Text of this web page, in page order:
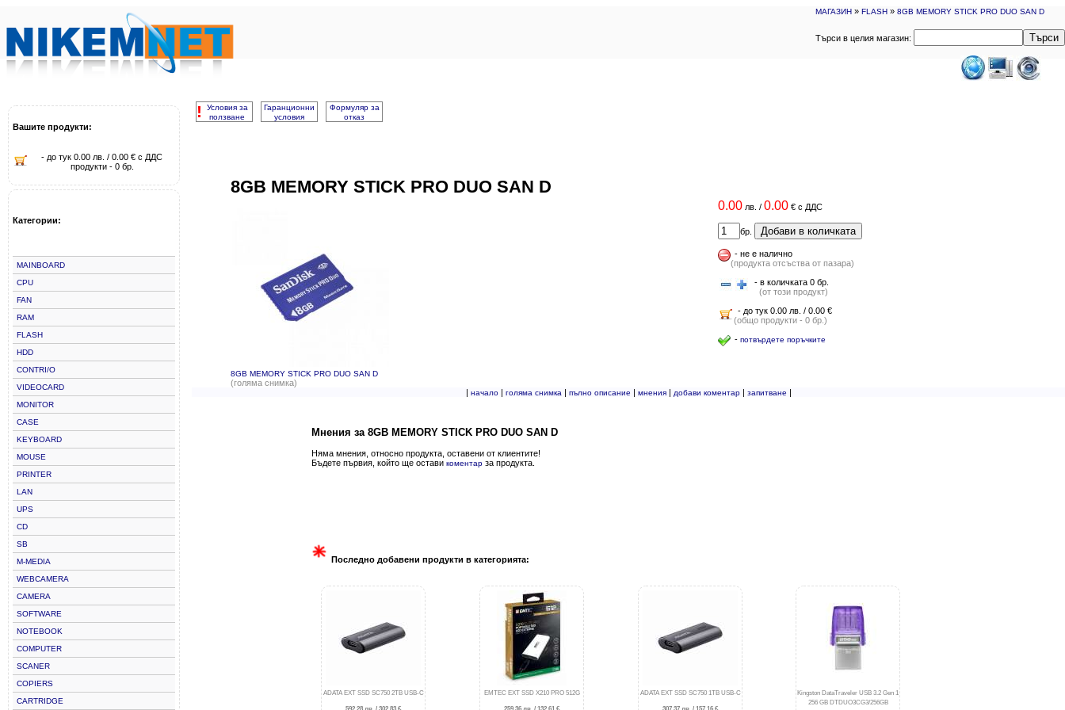
МАГАЗИН » FLASH » 8GB MEMORY STICK PRO DUO SAN D
Търси в целия магазин: Търси
Вашите продукти:
- до тук 0.00 лв. / 0.00 € с ДДС
продукти - 0 бр.
Категории:
MAINBOARD
CPU
FAN
RAM
FLASH
HDD
CONTRI/O
VIDEOCARD
MONITOR
CASE
KEYBOARD
MOUSE
PRINTER
LAN
UPS
CD
SB
M-MEDIA
WEBCAMERA
CAMERA
SOFTWARE
NOTEBOOK
COMPUTER
SCANER
COPIERS
CARTRIDGE
!
Условия за
ползване
Гаранционни
условия
Формуляр за
отказ
8GB MEMORY STICK PRO DUO SAN D
8GB MEMORY STICK PRO DUO SAN D
(голяма снимка)
0.00 лв. / 0.00 €с ДДС
бр. Добави в количката
- не е налично
(продукта отсъства от пазара)
- в количката 0 бр.
(от този продукт)
- до тук 0.00 лв. / 0.00 €
(общо продукти - 0 бр.)
- потвърдете поръчките
| начало| голяма снимка | пълно описание | мнения| добави коментар| запитване |
Мнения за 8GB MEMORY STICK PRO DUO SAN D
Няма мнения, относно продукта, оставени от клиентите!
Бъдете първия, който ще остави коментар за продукта.
Последно добавени продукти в категорията:
ADATA EXT SSD SC750 2TB USB-C
592.28 лв. / 302.83 €
EMTEC EXT SSD X210 PRO 512G
259.36 лв. / 132.61 €
ADATA EXT SSD SC750 1TB USB-C
307.37 лв. / 157.16 €
Kingston DataTraveler USB 3.2 Gen 1
256 GB DTDUO3CG3/256GB